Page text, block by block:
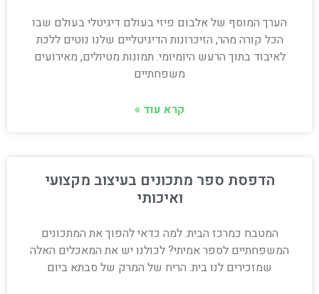
הערך המוסף של אלבום פיזי בעולם דיגיטלי בעולם שבו
הכל קורה מהר, הזיכרונות הדיגיטליים שלנו נוטים ללכת
לאיבוד בתוך הרעש היומיומי. תמונות מטיולים, מאירועים
משפחתיים
קרא עוד »
הדפסת ספר מתכונים בעיצוב מקצועי
ואיכותי
המטבח כמרכז הבית: למה כדאי להפוך את המתכונים
המשפחתיים לספר אמיתי? לכולנו יש את המאכלים האלה
שמזכירים לנו בית. הריח של המרק של סבתא ביום